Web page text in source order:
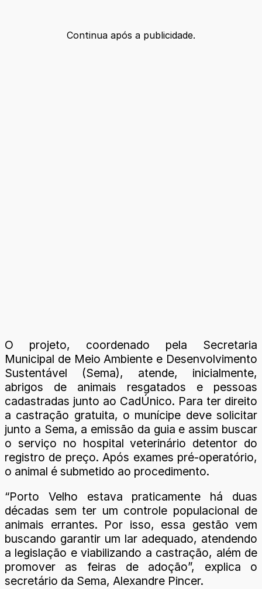
Continua após a publicidade.
O projeto, coordenado pela Secretaria
Municipal de Meio Ambiente e Desenvolvimento
Sustentável (Sema), atende, inicialmente,
abrigos de animais resgatados e pessoas
cadastradas junto ao CadÚnico. Para ter direito
a castração gratuita, o munícipe deve solicitar
junto a Sema, a emissão da guia e assim buscar
o serviço no hospital veterinário detentor do
registro de preço. Após exames pré-operatório,
o animal é submetido ao procedimento.
“Porto Velho estava praticamente há duas
décadas sem ter um controle populacional de
animais errantes. Por isso, essa gestão vem
buscando garantir um lar adequado, atendendo
a legislação e viabilizando a castração, além de
promover as feiras de adoção”, explica o
secretário da Sema, Alexandre Pincer.